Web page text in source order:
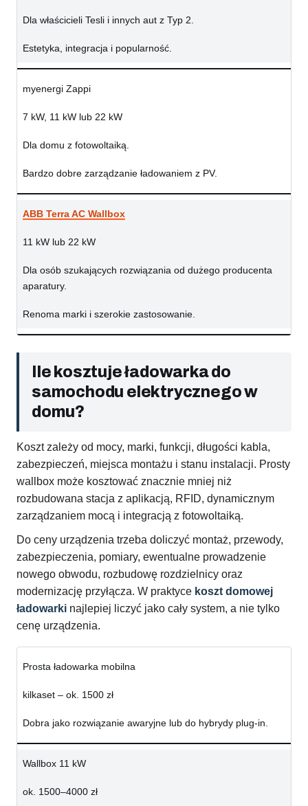
Dla właścicieli Tesli i innych aut z Typ 2.
Estetyka, integracja i popularność.
myenergi Zappi
7 kW, 11 kW lub 22 kW
Dla domu z fotowoltaiką.
Bardzo dobre zarządzanie ładowaniem z PV.
ABB Terra AC Wallbox
11 kW lub 22 kW
Dla osób szukających rozwiązania od dużego producenta
aparatury.
Renoma marki i szerokie zastosowanie.
Ile kosztuje ładowarka do
samochodu elektrycznego w
domu?
Koszt zależy od mocy, marki, funkcji, długości kabla,
zabezpieczeń, miejsca montażu i stanu instalacji. Prosty
wallbox może kosztować znacznie mniej niż
rozbudowana stacja z aplikacją, RFID, dynamicznym
zarządzaniem mocą i integracją z fotowoltaiką.
Do ceny urządzenia trzeba doliczyć montaż, przewody,
zabezpieczenia, pomiary, ewentualne prowadzenie
nowego obwodu, rozbudowę rozdzielnicy oraz
modernizację przyłącza. W praktyce koszt domowej
ładowarki najlepiej liczyć jako cały system, a nie tylko
cenę urządzenia.
Prosta ładowarka mobilna
kilkaset – ok. 1500 zł
Dobra jako rozwiązanie awaryjne lub do hybrydy plug-in.
Wallbox 11 kW
ok. 1500–4000 zł